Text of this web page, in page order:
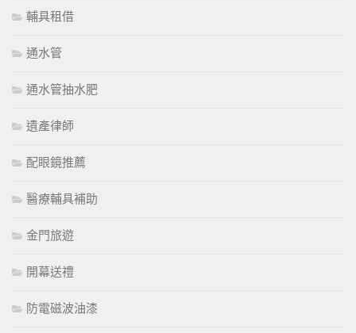
輔具租借
通水管
通水管抽水肥
遺產律師
配眼鏡推薦
醫療輔具補助
金門旅遊
開幕送禮
防電磁波油漆